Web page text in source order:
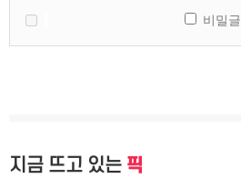
비밀글
지금 뜨고 있는 픽